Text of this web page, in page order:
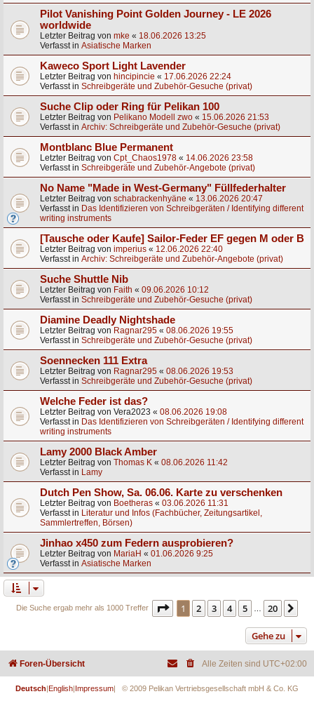
Pilot Vanishing Point Golden Journey - LE 2026
worldwide
Letzter Beitrag von mke « 18.06.2026 13:25
Verfasst in Asiatische Marken
Kaweco Sport Light Lavender
Letzter Beitrag von hincipincie « 17.06.2026 22:24
Verfasst in Schreibgeräte und Zubehör-Gesuche (privat)
Suche Clip oder Ring für Pelikan 100
Letzter Beitrag von Pelikano Modell zwo « 15.06.2026 21:53
Verfasst in Archiv: Schreibgeräte und Zubehör-Gesuche (privat)
Montblanc Blue Permanent
Letzter Beitrag von Cpt_Chaos1978 « 14.06.2026 23:58
Verfasst in Schreibgeräte und Zubehör-Angebote (privat)
No Name "Made in West-Germany" Füllfederhalter
Letzter Beitrag von schabrackenhyäne « 13.06.2026 20:47
Verfasst in Das Identifizieren von Schreibgeräten / Identifying different
writing instruments
[Tausche oder Kaufe] Sailor-Feder EF gegen M oder B
Letzter Beitrag von imperius « 12.06.2026 22:40
Verfasst in Archiv: Schreibgeräte und Zubehör-Angebote (privat)
Suche Shuttle Nib
Letzter Beitrag von Faith « 09.06.2026 10:12
Verfasst in Schreibgeräte und Zubehör-Gesuche (privat)
Diamine Deadly Nightshade
Letzter Beitrag von Ragnar295 « 08.06.2026 19:55
Verfasst in Schreibgeräte und Zubehör-Gesuche (privat)
Soennecken 111 Extra
Letzter Beitrag von Ragnar295 « 08.06.2026 19:53
Verfasst in Schreibgeräte und Zubehör-Gesuche (privat)
Welche Feder ist das?
Letzter Beitrag von Vera2023 « 08.06.2026 19:08
Verfasst in Das Identifizieren von Schreibgeräten / Identifying different
writing instruments
Lamy 2000 Black Amber
Letzter Beitrag von Thomas K « 08.06.2026 11:42
Verfasst in Lamy
Dutch Pen Show, Sa. 06.06. Karte zu verschenken
Letzter Beitrag von Boetheras « 03.06.2026 11:31
Verfasst in Literatur und Infos (Fachbücher, Zeitungsartikel,
Sammlertreffen, Börsen)
Jinhao x450 zum Federn ausprobieren?
Letzter Beitrag von MariaH « 01.06.2026 9:25
Verfasst in Asiatische Marken
Die Suche ergab mehr als 1000 Treffer Seite 1von 20
1 2 3 4 5 … 20
Gehe zu
Foren-Übersicht Alle Zeiten sind UTC+02:00
Deutsch English Impressum | © 2009 Pelikan Vertriebsgesellschaft mbH & Co. KG